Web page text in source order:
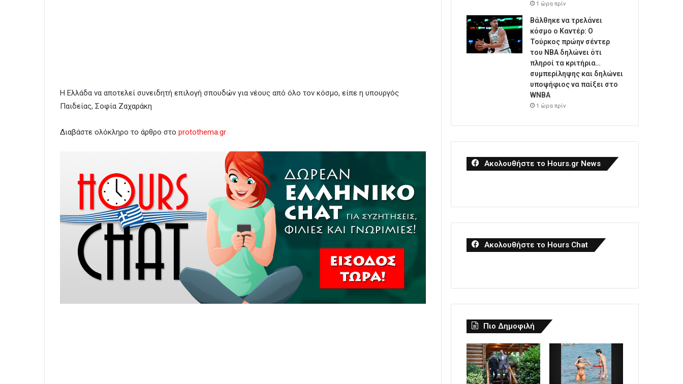
Η Ελλάδα να αποτελεί συνειδητή επιλογή σπουδών για νέους από όλο τον κόσμο, είπε η υπουργός
Παιδείας, Σοφία Ζαχαράκη
Διαβάστε ολόκληρο το άρθρο στο protothema.gr
1 ώρα πρίν
Βάλθηκε να τρελάνει
κόσμο ο Καντέρ: Ο
Τούρκος πρώην σέντερ
του NBA δηλώνει ότι
πληροί τα κριτήρια…
συμπερίληψης και δηλώνει
υποψήφιος να παίξει στο
WNBA
1 ώρα πρίν
Ακολουθήστε το Hours.gr News
Ακολουθήστε το Hours Chat
Πιο Δημοφιλή